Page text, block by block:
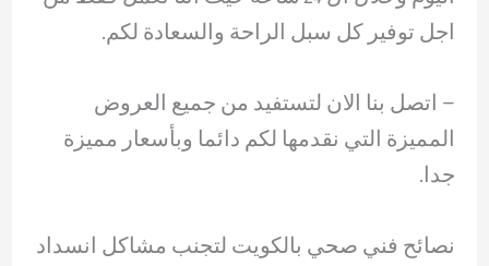
اجل توفير كل سبل الراحة والسعادة لكم.
– ‏اتصل بنا الان لتستفيد من جميع العروض
المميزة التي نقدمها لكم دائما وبأسعار مميزة
جدا.
نصائح فني صحي بالكويت لتجنب مشاكل انسداد